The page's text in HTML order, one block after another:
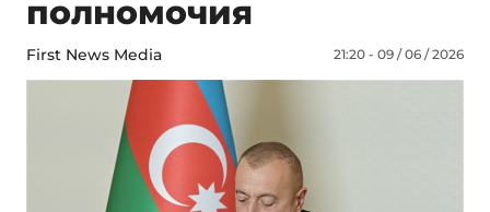
полномочия
First News Media 21:20 - 09 / 06 / 2026